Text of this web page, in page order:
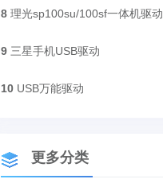
8 理光sp100su/100sf一体机驱动
9 三星手机USB驱动
10 USB万能驱动
更多分类